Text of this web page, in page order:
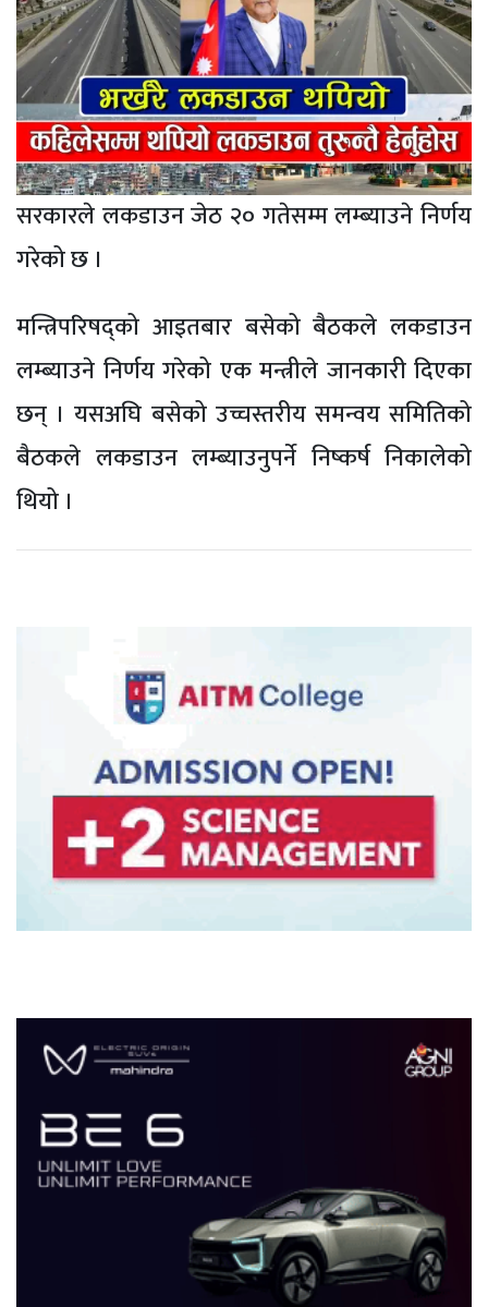
सरकारले लकडाउन जेठ २० गतेसम्म लम्ब्याउने निर्णय
गरेको छ ।
मन्त्रिपरिषद्को आइतबार बसेको बैठकले लकडाउन
लम्ब्याउने निर्णय गरेको एक मन्त्रीले जानकारी दिएका
छन् । यसअघि बसेको उच्चस्तरीय समन्वय समितिको
बैठकले लकडाउन लम्ब्याउनुपर्ने निष्कर्ष निकालेको
थियो ।